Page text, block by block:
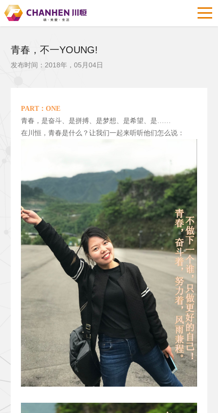
青春，不一YOUNG!
发布时间：2018年，05月04日
PART：ONE
青春，是奋斗、是拼搏、是梦想、是希望、是……
在川恒，青春是什么？让我们一起来听听他们怎么说：